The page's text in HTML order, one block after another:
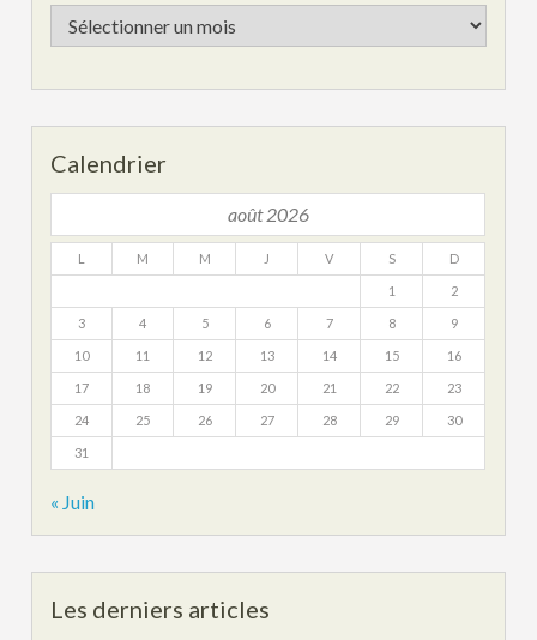
Les
archives
Calendrier
août 2026
L M M J V S D
1 2
3 4 5 6 7 8 9
10 11 12 13 14 15 16
17 18 19 20 21 22 23
24 25 26 27 28 29 30
31
« Juin
Les derniers articles